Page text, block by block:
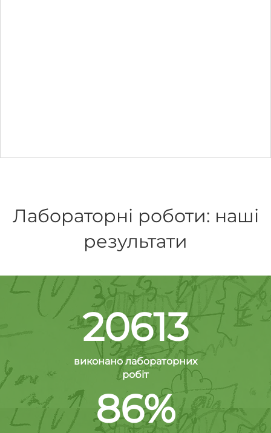
Лабораторні роботи: наші
результати
20613
виконано лабораторних
робіт
86%